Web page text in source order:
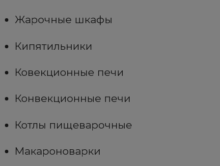
Жарочные шкафы
Кипятильники
Ковекционные печи
Конвекционные печи
Котлы пищеварочные
Макароноварки